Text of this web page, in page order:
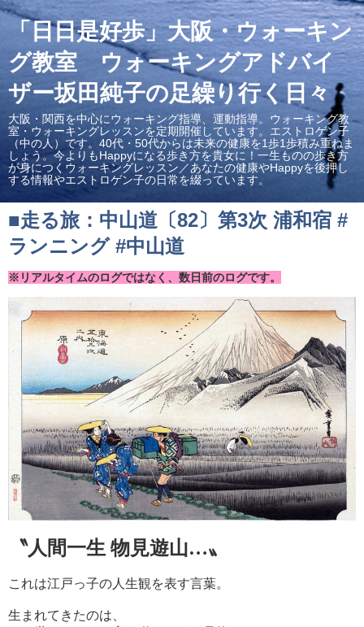
「日日是好歩」大阪・ウォーキン
グ教室 ウォーキングアドバイ
ザー坂田純子の足繰り行く日々
大阪・関西を中心にウォーキング指導、運動指導。ウォーキング教
室・ウォーキングレッスンを定期開催しています。エストロゲン子
（中の人）です。40代・50代からは未来の健康を1歩1歩積み重ねま
しょう。今よりもHappyになる歩き方を貴女に！一生ものの歩き方
が身につくウォーキングレッスン／あなたの健康やHappyを後押し
する情報やエストロゲン子の日常を綴っています。
■走る旅：中山道〔82〕第3次 浦和宿 #
ランニング #中山道
※リアルタイムのログではなく、数日前のログです。
〝人間一生 物見遊山…〟
これは江戸っ子の人生観を表す言葉。
生まれてきたのは、